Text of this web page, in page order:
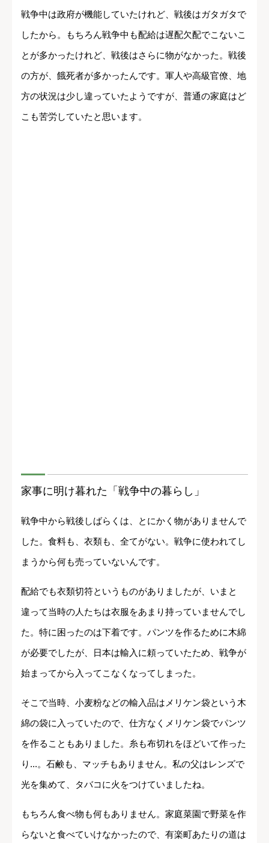
戦争中は政府が機能していたけれど、戦後はガタガタで
したから。もちろん戦争中も配給は遅配欠配でこないこ
とが多かったけれど、戦後はさらに物がなかった。戦後
の方が、餓死者が多かったんです。軍人や高級官僚、地
方の状況は少し違っていたようですが、普通の家庭はど
こも苦労していたと思います。
家事に明け暮れた「戦争中の暮らし」
戦争中から戦後しばらくは、とにかく物がありませんで
した。食料も、衣類も、全てがない。戦争に使われてし
まうから何も売っていないんです。
配給でも衣類切符というものがありましたが、いまと
違って当時の人たちは衣服をあまり持っていませんでし
た。特に困ったのは下着です。パンツを作るために木綿
が必要でしたが、日本は輸入に頼っていたため、戦争が
始まってから入ってこなくなってしまった。
そこで当時、小麦粉などの輸入品はメリケン袋という木
綿の袋に入っていたので、仕方なくメリケン袋でパンツ
を作ることもありました。糸も布切れをほどいて作った
り...。石鹸も、マッチもありません。私の父はレンズで
光を集めて、タバコに火をつけていましたね。
もちろん食べ物も何もありません。家庭菜園で野菜を作
らないと食べていけなかったので、有楽町あたりの道は